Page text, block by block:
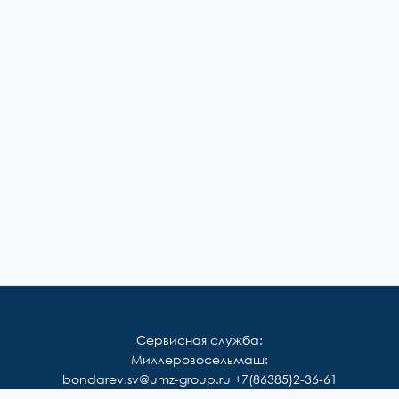
Сервисная служба:
Миллеровосельмаш:
bondarev.sv@umz-group.ru +7(86385)2-36-61